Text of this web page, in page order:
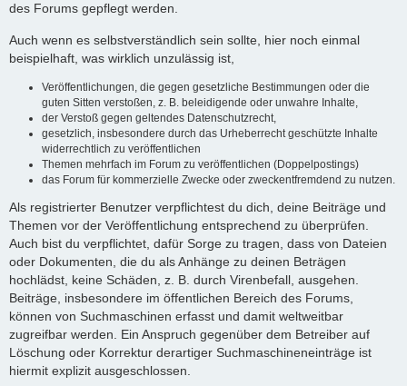
des Forums gepflegt werden.
Auch wenn es selbstverständlich sein sollte, hier noch einmal
beispielhaft, was wirklich unzulässig ist,
Veröffentlichungen, die gegen gesetzliche Bestimmungen oder die
guten Sitten verstoßen, z. B. beleidigende oder unwahre Inhalte,
der Verstoß gegen geltendes Datenschutzrecht,
gesetzlich, insbesondere durch das Urheberrecht geschützte Inhalte
widerrechtlich zu veröffentlichen
Themen mehrfach im Forum zu veröffentlichen (Doppelpostings)
das Forum für kommerzielle Zwecke oder zweckentfremdend zu nutzen.
Als registrierter Benutzer verpflichtest du dich, deine Beiträge und
Themen vor der Veröffentlichung entsprechend zu überprüfen.
Auch bist du verpflichtet, dafür Sorge zu tragen, dass von Dateien
oder Dokumenten, die du als Anhänge zu deinen Beträgen
hochlädst, keine Schäden, z. B. durch Virenbefall, ausgehen.
Beiträge, insbesondere im öffentlichen Bereich des Forums,
können von Suchmaschinen erfasst und damit weltweitbar
zugreifbar werden. Ein Anspruch gegenüber dem Betreiber auf
Löschung oder Korrektur derartiger Suchmaschineneinträge ist
hiermit explizit ausgeschlossen.